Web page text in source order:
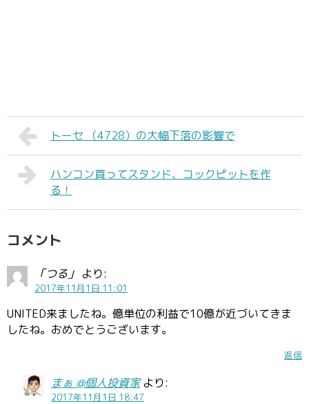
トーセ （4728）の大幅下落の影響で
ハンコン買ってスタンド、コックピットを作
る！
コメント
「つる」 より:
2017年11月1日 11:01
UNITED来ましたね。億単位の利益で10億が近づいてきま
したね。おめでとうございます。
返信
まぁ @個人投資家 より:
2017年11月1日 18:47